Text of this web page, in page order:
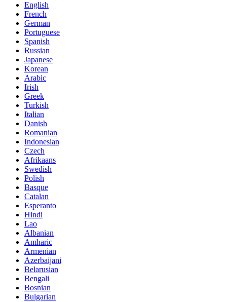
English
French
German
Portuguese
Spanish
Russian
Japanese
Korean
Arabic
Irish
Greek
Turkish
Italian
Danish
Romanian
Indonesian
Czech
Afrikaans
Swedish
Polish
Basque
Catalan
Esperanto
Hindi
Lao
Albanian
Amharic
Armenian
Azerbaijani
Belarusian
Bengali
Bosnian
Bulgarian